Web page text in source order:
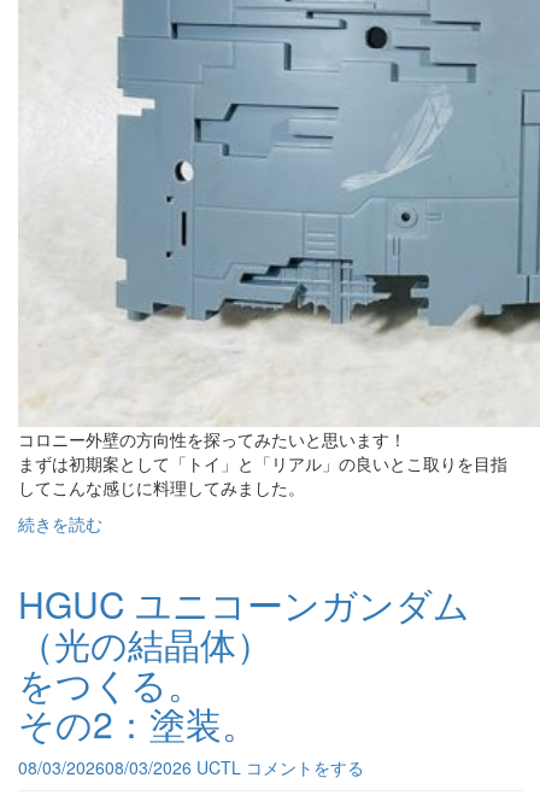
コロニー外壁の方向性を探ってみたいと思います！
まずは初期案として「トイ」と「リアル」の良いとこ取りを目指
してこんな感じに料理してみました。
続きを読む
HGUC ユニコーンガンダム
（光の結晶体）
をつくる。
その2：塗装。
08/03/202608/03/2026 UCTL コメントをする